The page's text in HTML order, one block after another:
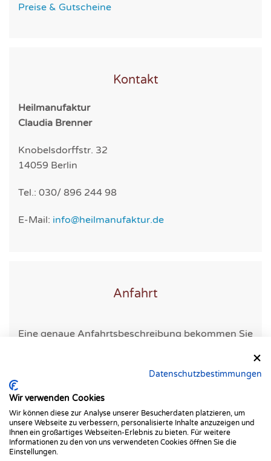
Preise & Gutscheine
Kontakt
Heilmanufaktur
Claudia Brenner
Knobelsdorffstr. 32
14059 Berlin
Tel.: 030/ 896 244 98
E-Mail: info@heilmanufaktur.de
Anfahrt
Eine genaue Anfahrtsbeschreibung bekommen Sie
Datenschutzbestimmungen
Wir verwenden Cookies
Wir können diese zur Analyse unserer Besucherdaten platzieren, um
unsere Webseite zu verbessern, personalisierte Inhalte anzuzeigen und
Ihnen ein großartiges Webseiten-Erlebnis zu bieten. Für weitere
Informationen zu den von uns verwendeten Cookies öffnen Sie die
Einstellungen.